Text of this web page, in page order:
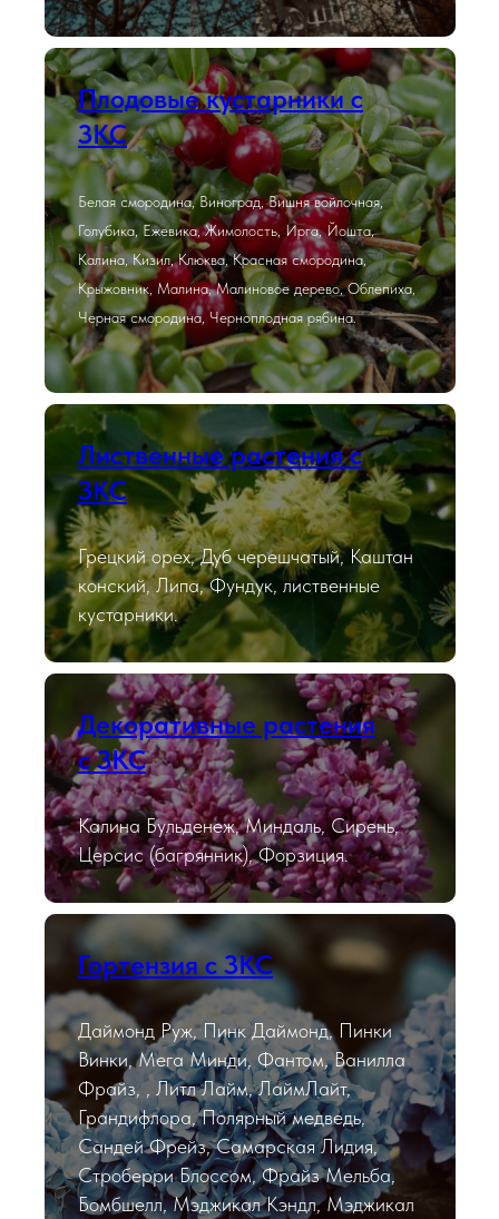
Плодовые кустарники с
ЗКС
Белая смородина, Виноград, Вишня войлочная,
Голубика, Ежевика, Жимолость, Ирга, Йошта,
Калина, Кизил, Клюква, Красная смородина,
Крыжовник, Малина, Малиновое дерево, Облепиха,
Черная смородина, Черноплодная рябина.
Лиственные растения с
ЗКС
Грецкий орех, Дуб черешчатый, Каштан
конский, Липа, Фундук, лиственные
кустарники.
Декоративные растения
с ЗКС
Калина Бульденеж, Миндаль, Сирень,
Церсис (багрянник), Форзиция.
Гортензия с ЗКС
Даймонд Руж, Пинк Даймонд, Пинки
Винки, Мега Минди, Фантом, Ванилла
Фрайз, , Литл Лайм, ЛаймЛайт,
Грандифлора, Полярный медведь,
Сандей Фрейз, Самарская Лидия,
Строберри Блоссом, Фрайз Мельба,
Бомбшелл, Мэджикал Кэндл, Мэджикал